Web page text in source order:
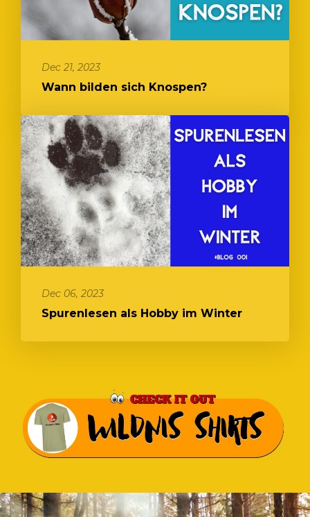
Dec 21, 2023
Wann bilden sich Knospen?
Dec 06, 2023
Spurenlesen als Hobby im Winter